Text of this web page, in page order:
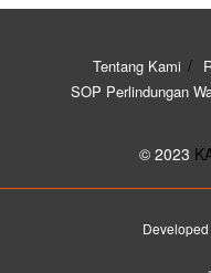
Tentang Kami
SOP Perlindungan
© 2023